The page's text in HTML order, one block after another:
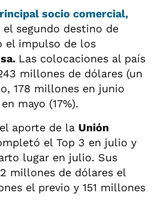
socio comercial,
el segundo destino de
el impulso de los
Las colocaciones al país
millones de dólares (un
178 millones en junio
mayo (17%).
aporte de la Unión
el Top 3 en julio y
lugar en julio. Sus
millones de dólares el
el previo y 151 millones